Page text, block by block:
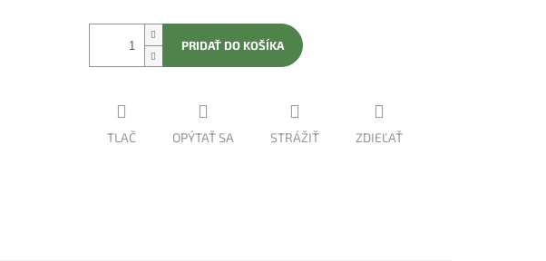
PRIDAŤ DO KOŠÍKA
TLAČ OPÝTAŤ SA STRÁŽIŤ ZDIEĽAŤ